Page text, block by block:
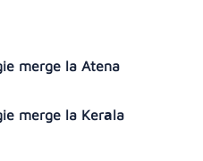
merge la Atena
merge la Kerаla